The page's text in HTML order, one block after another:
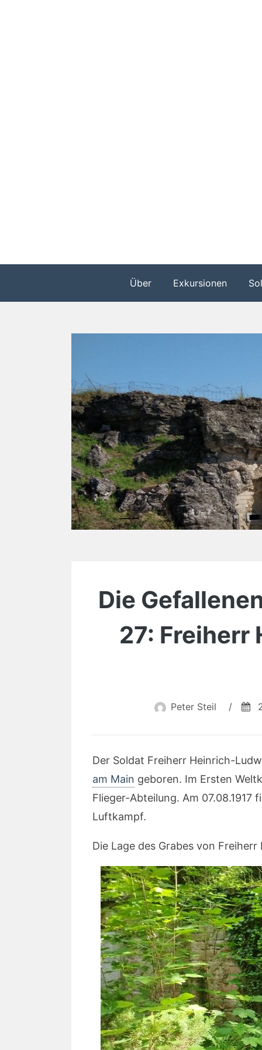
Über Exkursionen
Die
27: Freiherr
Peter Steil /
Der Soldat Freiherr Heinrich-
am Main geboren. Im Ersten
Flieger-Abteilung. Am
Luftkampf.
Die Lage des Grabes von